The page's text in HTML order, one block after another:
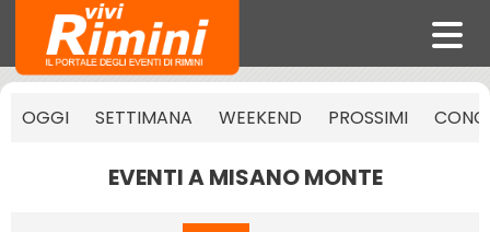
OGGI SETTIMANA WEEKEND PROSSIMI
EVENTI A MISANO MONTE